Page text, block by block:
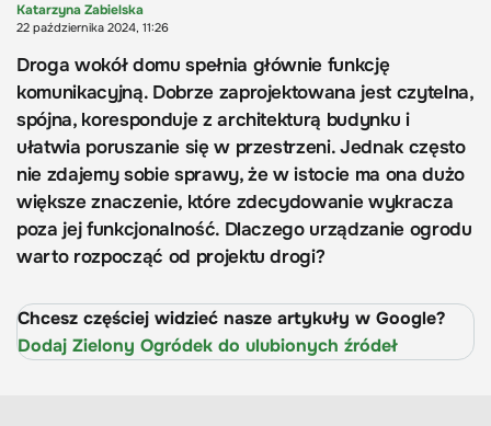
Katarzyna Zabielska
22 października 2024, 11:26
Droga wokół domu spełnia głównie funkcję
komunikacyjną. Dobrze zaprojektowana jest czytelna,
spójna, koresponduje z architekturą budynku i
ułatwia poruszanie się w przestrzeni. Jednak często
nie zdajemy sobie sprawy, że w istocie ma ona dużo
większe znaczenie, które zdecydowanie wykracza
poza jej funkcjonalność. Dlaczego urządzanie ogrodu
warto rozpocząć od projektu drogi?
Chcesz częściej widzieć nasze artykuły w Google?
Dodaj Zielony Ogródek do ulubionych źródeł